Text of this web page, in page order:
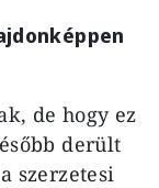
de hogy ez
derült
szerzetesi